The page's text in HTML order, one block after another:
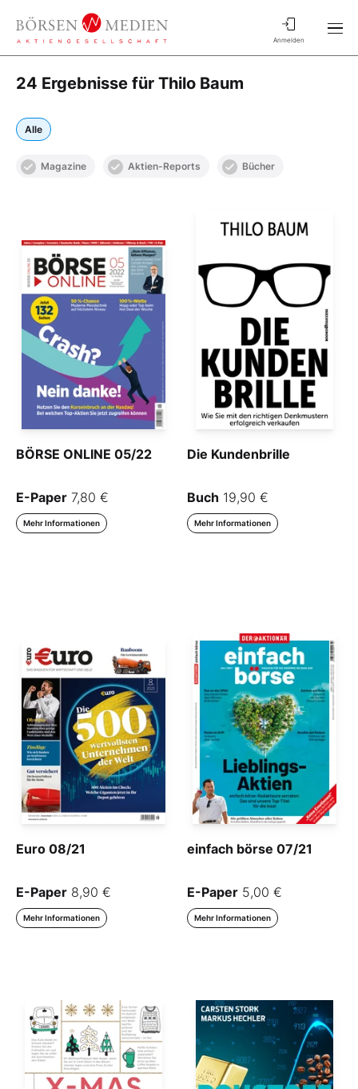
Anmelden
24 Ergebnisse für Thilo Baum
Alle
Magazine Aktien-Reports Bücher
BÖRSE ONLINE 05/22
E-Paper 7,80 €
Mehr Informationen
Die Kundenbrille
Buch 19,90 €
Mehr Informationen
Euro 08/21
E-Paper 8,90 €
Mehr Informationen
einfach börse 07/21
E-Paper 5,00 €
Mehr Informationen